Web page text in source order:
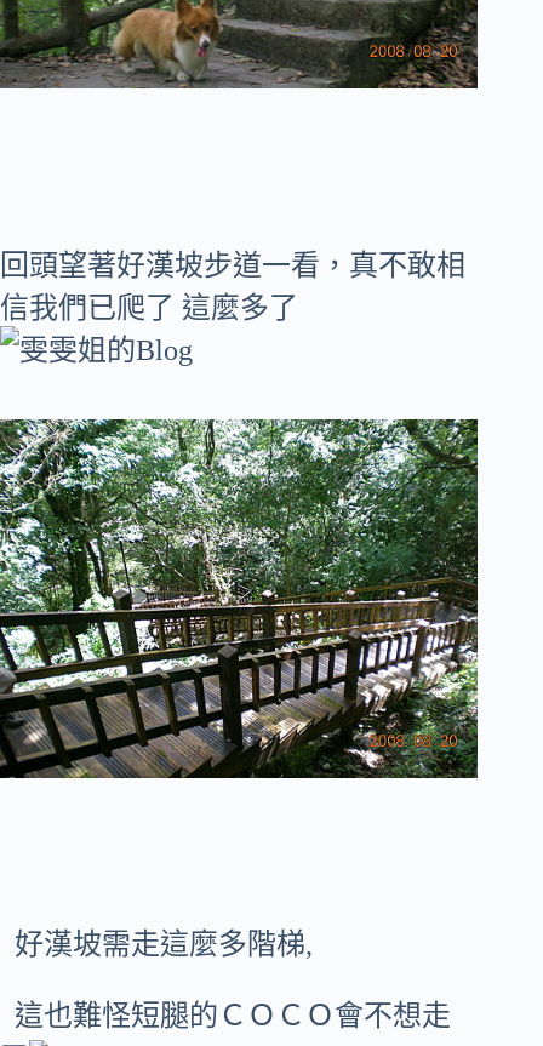
回頭望著好漢坡步道一看，真不敢相
信我們已爬了 這麼多了
好漢坡需走這麼多階梯,
這也難怪短腿的ＣＯＣＯ會不想走